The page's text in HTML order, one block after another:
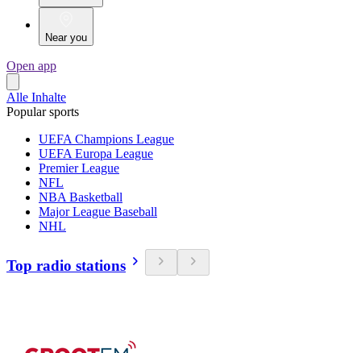
Near you
Open app
Alle Inhalte
Popular sports
UEFA Champions League
UEFA Europa League
Premier League
NFL
NBA Basketball
Major League Baseball
NHL
Top radio stations